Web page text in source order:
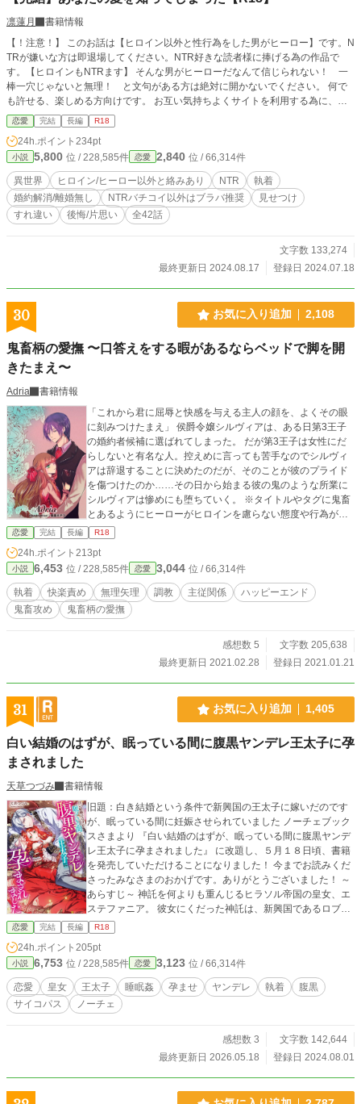
凛蓮月
書籍情報
【！注意！】 このお話は【ヒロイン以外と性行為をした男がヒーロー】です。N
TRが嫌いな方は即退場してください。NTR好きな読者様に捧げる為の作品で
す。【ヒロインもNTRます】 そんな男がヒーローだなんて信じられない！ 一
棒一穴じゃないと無理！ と文句がある方は絶対に開かないでください。 何で
も許せる、楽しめる方向けです。 お互い気持ちよくサイトを利用する為に、ご
協力をお願いします。 ★＝パートナー以外とのR18 ※＝パートナーとのR18
【あらすじ】 公爵令嬢ルーチェと王太子シュトラールは政略的な婚約者。 将来
国を担うべく支え会える夫婦になれたら……と思っていたのはルーチェだけだっ
た。 シュトラールには愛する女性がいる。 ルーチェを放置して溺愛するほどの
女性が。 愛を求め疲れ果てたルーチェは思いのベクトルを変えるべく魔女の試
練を受ける。 それはシュトラールの愛するリリィに憑依し彼の愛を体感するこ
とだった。 たった一週間という短い期間。 シュトラールが誰を愛しどのように
慈しむかを知ってしまった―― ※ヒーローにド本命がいたら辛いよね、という
うのを混ぜました。 そしたらヒーローが訳わからん男になりました。 ※作者的
にヒーローはよく分からん思考の王太子ですが、精神安定したい方は別の男がヒ
ーローになるかも？ ※婚約解消もなければ離婚も無し。頭と喉を掻き毟りなが
らお読みください。あとからの苦情は受け付けません。 ※魔女は全年齢向けに
出て来る魔女との関わりはありません。 ※執筆集中の為、感想欄は閉じていま
す。
恋愛 完結 長編 R18
24h.ポイント 234pt
小説 5,800 位 / 228,585件 恋愛 2,840 位 / 66,314件
異世界 ヒロイン/ヒーロー以外と絡みあり NTR
執着
婚約解消/離婚無し
NTRバチコイ以外はブラバ推奨
見せつけ
すれ違い
後悔/片思い 全42話
文字数 133,274
最終更新日 2024.08.17
登録日 2024.07.18
30 お気に入り追加 2,108
鬼畜柄の愛撫 〜口答えをする暇があるならベッドで脚を開
きたまえ〜
Adria
書籍情報
「これから君に屈辱と快感を与える主人の顔を、よくその眼
に刻みつけたまえ」 侯爵令嬢シルヴィアは、ある日第3王子
の婚約者候補に選ばれてしまった。 だが第3王子は女性にだ
らしないと有名な人。控えめに言っても苦手なのでシルヴィ
アは辞退することに決めたのだが、そのことが彼のプライド
を傷つけたのか……その日から始まる彼の鬼のような所業に
シルヴィアは惨めにも堕ちていく。 ※タイトルやタグに鬼畜
とあるようにヒーローがヒロインを慮らない態度や行為が中
盤くらいまで続きます。そういうのが苦手な方は気をつけて
恋愛 完結 長編 R18
24h.ポイント 213pt
小説 6,453 位 / 228,585件 恋愛 3,044 位 / 66,314件
執着 快楽責め 無理矢理 調教 主従関係
ハッピーエンド
鬼畜攻め
鬼畜柄の愛撫
感想数 5
文字数 205,638
最終更新日 2021.02.28
登録日 2021.01.21
31 お気に入り追加 1,405
白い結婚のはずが、眠っている間に腹黒ヤンデレ王太子に孕
まされました
天草つづみ
書籍情報
旧題：白き結婚という条件で新興国の王太子に嫁いだのです
が、眠っている間に妊娠させられていました ノーチェブック
スさまより 『白い結婚のはずが、眠っている間に腹黒ヤンデ
レ王太子に孕まされました』 に改題し、５月１８日頃、書籍
を発売していただけることになりました！ 今までお読みくだ
さったみなさまのおかげです。ありがとうございました！ ～
あらすじ～ 神託を何よりも重んじるヒラソル帝国の皇女、エ
ステファニア。 彼女にくだった神託は、新興国であるロブレ
王国の王太子に嫁げというものだった。 しかし世界一の歴史
と力を持つ帝国の皇女の自分が、できたばかりの王家の男に
組み敷かれるなど受け入れられない。 そこで彼女は、ロブレ
王太子シモンと婚姻こそ結ぶものの、体の関係は持たないと
いう条件を突きつける。 王国はその条件を飲み、二人は結婚
した。 エステファニアはシモンに心を開き始めると同時に夜
な夜な淫らな夢を見るようになり、男を知らぬ体を疼かせて
に妊娠していることを告げられる。 高飛車皇女様が、一途だ
が倫理観がぶっ壊れている王太子に体から堕とされ分からさ
恋愛 完結 長編 R18
24h.ポイント 205pt
小説 6,753 位 / 228,585件 恋愛 3,123 位 / 66,314件
恋愛 皇女 王太子 睡眠姦 孕ませ ヤンデレ 執着
腹黒
サイコパス
ノーチェ
感想数 3
文字数 142,644
最終更新日 2026.05.18
登録日 2024.08.01